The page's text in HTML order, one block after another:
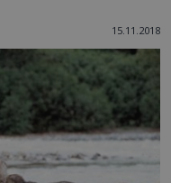
15.11.2018